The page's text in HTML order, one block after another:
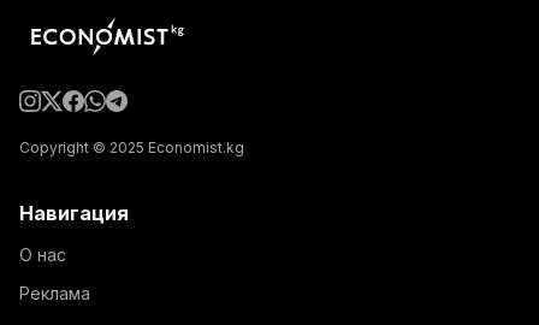
Copyright © 2025 Economist.kg
Навигация
О нас
Реклама